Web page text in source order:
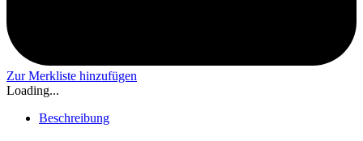
Zur Merkliste hinzufügen
Loading...
Beschreibung